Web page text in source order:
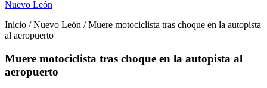
Nuevo León
Inicio / Nuevo León / Muere motociclista tras choque en la autopista
al aeropuerto
Muere motociclista tras choque en la autopista al
aeropuerto